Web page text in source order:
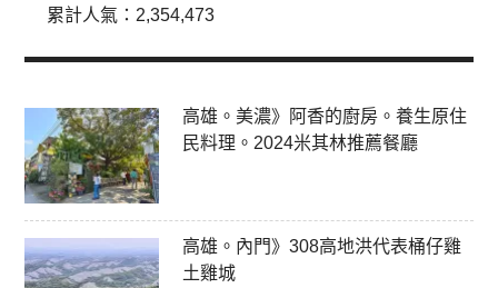
累計人氣： 2,354,473
高雄。美濃》阿香的廚房。養生原住
民料理。2024米其林推薦餐廳
高雄。內門》308高地洪代表桶仔雞
土雞城